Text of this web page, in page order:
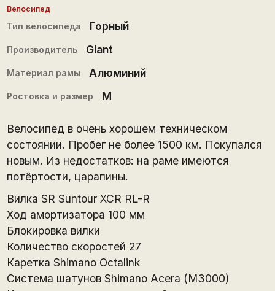
Велосипед
Тип велосипеда Горный
Производитель Giant
Материал рамы Алюминий
Ростовка и размер M
Велосипед в очень хорошем техническом
состоянии. Пробег не более 1500 км. Покупался
новым. Из недостатков: на раме имеются
потёртости, царапины.
Вилка SR Suntour XCR RL-R
Ход амортизатора 100 мм
Блокировка вилки
Количество скоростей 27
Каретка Shimano Octalink
Система шатунов Shimano Acera (M3000)